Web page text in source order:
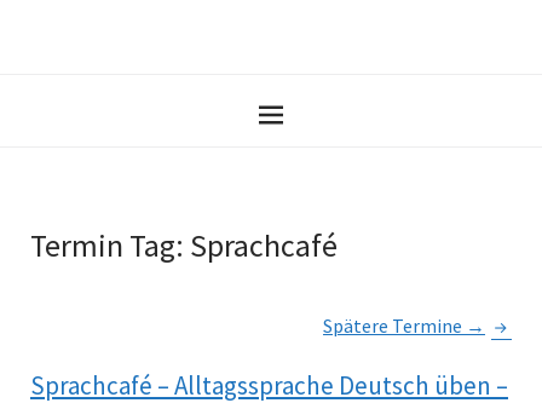
Termin Tag: Sprachcafé
Spätere Termine →
Sprachcafé – Alltagssprache Deutsch üben –